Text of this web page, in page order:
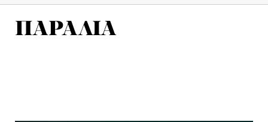
ΠΑΡΑΛΙΑ